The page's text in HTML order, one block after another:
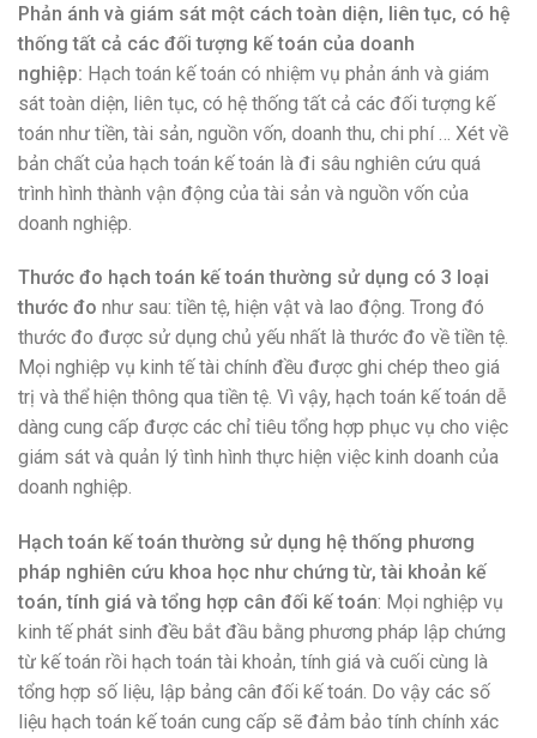
Phản ánh và giám sát một cách toàn diện, liên tục, có hệ
thống tất cả các đối tượng kế toán của doanh
nghiệp: Hạch toán kế toán có nhiệm vụ phản ánh và giám
sát toàn diện, liên tục, có hệ thống tất cả các đối tượng kế
toán như tiền, tài sản, nguồn vốn, doanh thu, chi phí … Xét về
bản chất của hạch toán kế toán là đi sâu nghiên cứu quá
trình hình thành vận động của tài sản và nguồn vốn của
doanh nghiệp.
Thước đo hạch toán kế toán thường sử dụng có 3 loại
thước đo như sau: tiền tệ, hiện vật và lao động. Trong đó
thước đo được sử dụng chủ yếu nhất là thước đo về tiền tệ.
Mọi nghiệp vụ kinh tế tài chính đều được ghi chép theo giá
trị và thể hiện thông qua tiền tệ. Vì vậy, hạch toán kế toán dễ
dàng cung cấp được các chỉ tiêu tổng hợp phục vụ cho việc
giám sát và quản lý tình hình thực hiện việc kinh doanh của
doanh nghiệp.
Hạch toán kế toán thường sử dụng hệ thống phương
pháp nghiên cứu khoa học như chứng từ, tài khoản kế
toán, tính giá và tổng hợp cân đối kế toán: Mọi nghiệp vụ
kinh tế phát sinh đều bắt đầu bằng phương pháp lập chứng
từ kế toán rồi hạch toán tài khoản, tính giá và cuối cùng là
tổng hợp số liệu, lập bảng cân đối kế toán. Do vậy các số
liệu hạch toán kế toán cung cấp sẽ đảm bảo tính chính xác